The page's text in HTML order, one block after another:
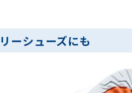
ーシューズにも